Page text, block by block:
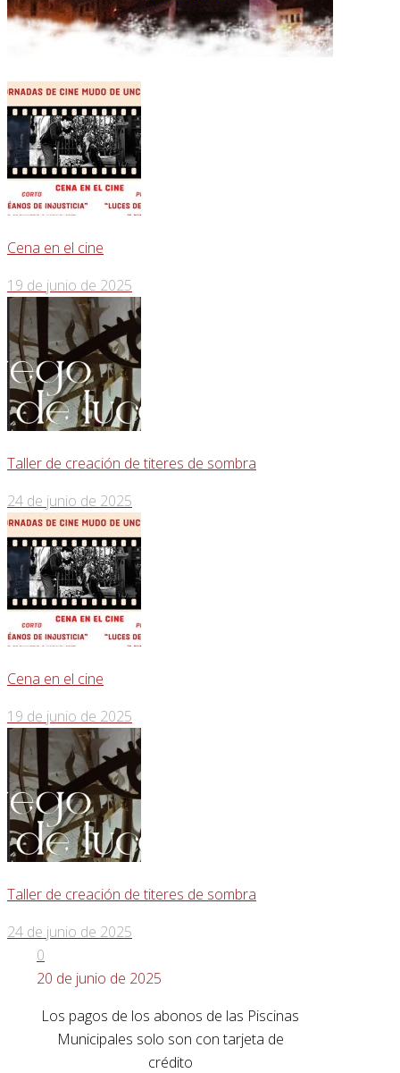
Cena en el cine
19 de junio de 2025
Taller de creación de titeres de sombra
24 de junio de 2025
Cena en el cine
19 de junio de 2025
Taller de creación de titeres de sombra
24 de junio de 2025
0
20 de junio de 2025
Los pagos de los abonos de las Piscinas
Municipales solo son con tarjeta de
crédito